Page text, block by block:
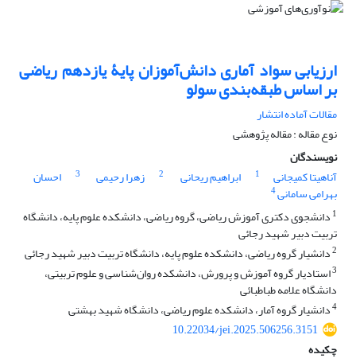
ارزیابی سواد آماری دانش‌آموزان پایۀ یازدهم ریاضی
بر اساس طبقه‌بندی سولو
مقالات آماده انتشار
نوع مقاله : مقاله پژوهشی
نویسندگان
آناهیتا کمیجانی
1 ابراهیم ریحانی 2 زهرا رحیمی 3 احسان
بهرامی سامانی4
1 دانشجوی دکتری آموزش ریاضی، گروه ریاضی، دانشکده علوم پایه، دانشگاه
تربیت دبیر شهید رجائی
2دانشیار گروه ریاضی، دانشکده علوم پایه، دانشگاه تربیت دبیر شهید رجائی
3استادیار گروه آموزش و پرورش، دانشکده روان‌شناسی و علوم تربیتی،
دانشگاه علامه طباطبائی
4دانشیار گروه آمار، دانشکده علوم ریاضی، دانشگاه شهید بهشتی
10.22034/jei.2025.506256.3151
چکیده